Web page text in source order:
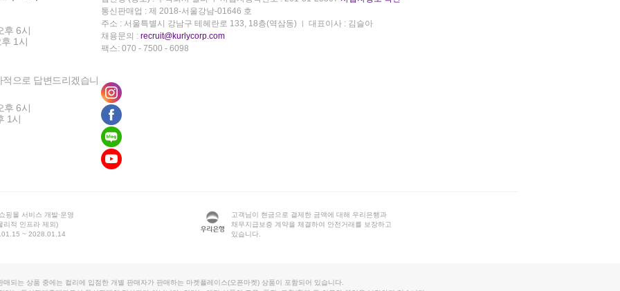
후 6시
1시
으로 답변드리겠습니
후 6시
1시
통신판매업 : 제 2018-서울강남-01646 호
주소 : 서울특별시 강남구 테헤란로 133, 18층(역삼동)
대표이사 : 김슬아
채용문의 : recruit@kurlycorp.com
팩스: 070 - 7500 - 6098
핑몰 서비스 개발·운영
리적 인프라 제외)
~ 2028.01.14
고객님이 현금으로 결제한 금액에 대해 우리은행과
채무지급보증 계약을 체결하여 안전거래를 보장하고
있습니다.
매되는 상품 중에는 컬리에 입점한 개별 판매자가 판매하는 마켓플레이스(오픈마켓) 상품이 포함되어 있습니다.